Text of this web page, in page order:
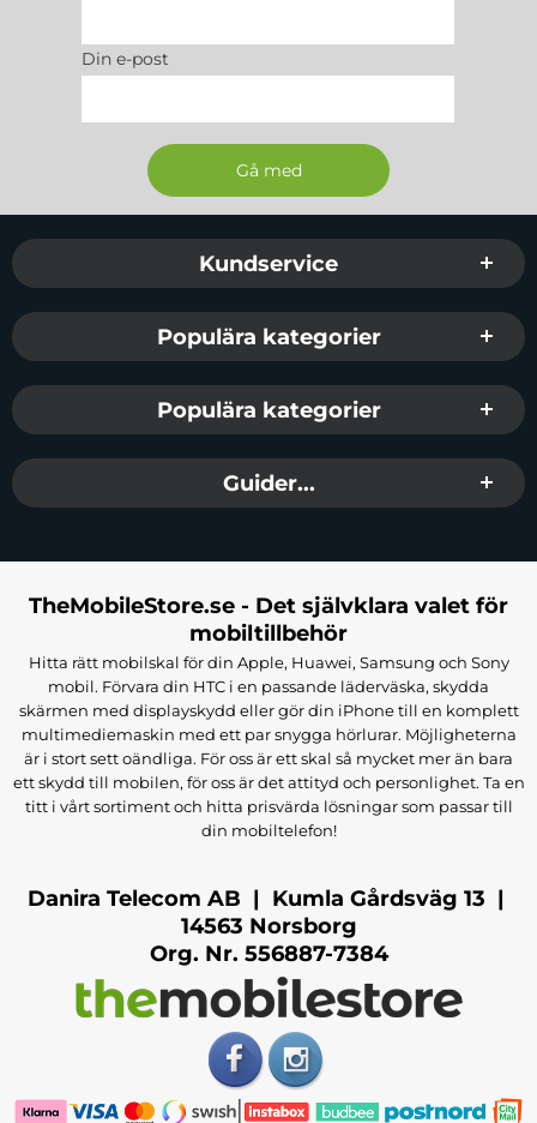
Din e-post
Sidfot Blandad info och länkar
Kundservice
Populära kategorier
Populära kategorier
Guider...
TheMobileStore.se - Det självklara valet för
mobiltillbehör
Hitta rätt mobilskal för din Apple, Huawei, Samsung och Sony
mobil. Förvara din HTC i en passande läderväska, skydda
skärmen med displayskydd eller gör din iPhone till en komplett
multimediemaskin med ett par snygga hörlurar. Möjligheterna
är i stort sett oändliga. För oss är ett skal så mycket mer än bara
ett skydd till mobilen, för oss är det attityd och personlighet. Ta en
titt i vårt sortiment och hitta prisvärda lösningar som passar till
din mobiltelefon!
Danira Telecom AB | Kumla Gårdsväg 13 |
14563 Norsborg
Org. Nr. 556887-7384